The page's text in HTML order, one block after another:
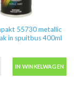
400ml aantal
55730 metallic
in spuitbus 400ml
55730 metallic goud
IN WINKELWAGEN